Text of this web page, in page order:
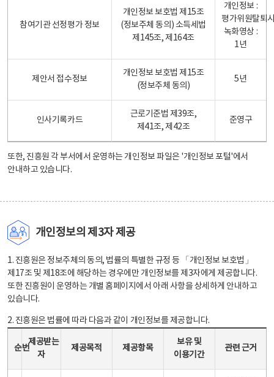
참여기관 선정평가 정보
개인정보 보호법 제15조
(정보주체 동의) 소득세법
제145조, 제164조
개인정보 :
평가위원탈퇴
녹화영상 :
1년
제안서 접수정보
개인정보 보호법 제15조
(정보주체 동의)
5년
인사기록카드
근로기준법 제39조,
제41조, 제42조
준영구
또한, 진흥원 각 부서에서 운영하는 개인정보 파일은 '개인정보 포털'에서
안내하고 있습니다.
개인정보의 제3자 제공
1. 진흥원은 정보주체의 동의, 법률의 특별한 규정 등 「개인정보 보호법」
제17조 및 제18조에 해당하는 경우에만 개인정보를 제3자에게 제공합니다.
또한 진흥원이 운영하는 개별 홈페이지에서 아래 사항을 상세하게 안내하고
있습니다.
2. 진흥원은 법률에 따라 다음과 같이 개인정보를 제공합니다.
순번
제공받는
자
제공목적 제공항목
보유 및
이용기간
관련 근거